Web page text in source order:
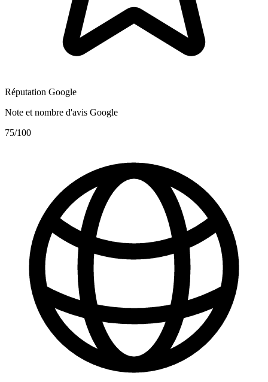
Réputation Google
Note et nombre d'avis Google
75/100